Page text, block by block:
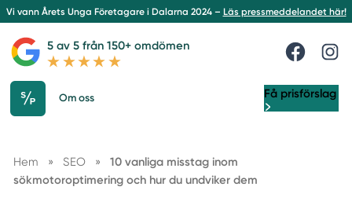
Vi vann Årets Unga Företagare i Dalarna 2024 – Läs pressmeddelandet här!
5 av 5 från 150+ omdömen
Om oss Få prisförslag
Hem » SEO »
10 vanliga misstag inom
sökmotoroptimering och hur du undviker dem